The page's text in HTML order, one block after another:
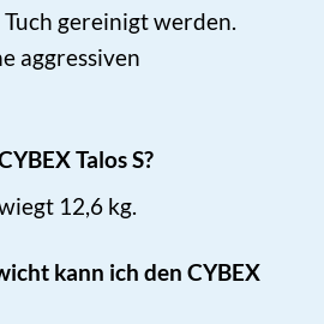
gereinigt werden.
aggressiven
Talos S?
12,6 kg.
kann ich den CYBEX